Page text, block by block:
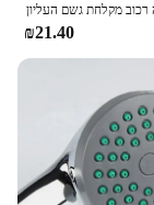
₪21.40